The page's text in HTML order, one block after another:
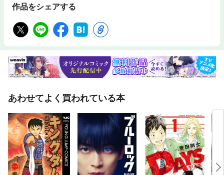
作品をシェアする
あわせてよく買われている本